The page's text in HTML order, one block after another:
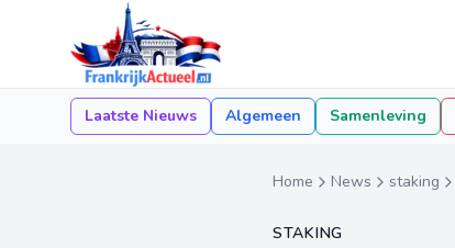
Laatste Nieuws Algemeen Samenleving
Home News staking
STAKING